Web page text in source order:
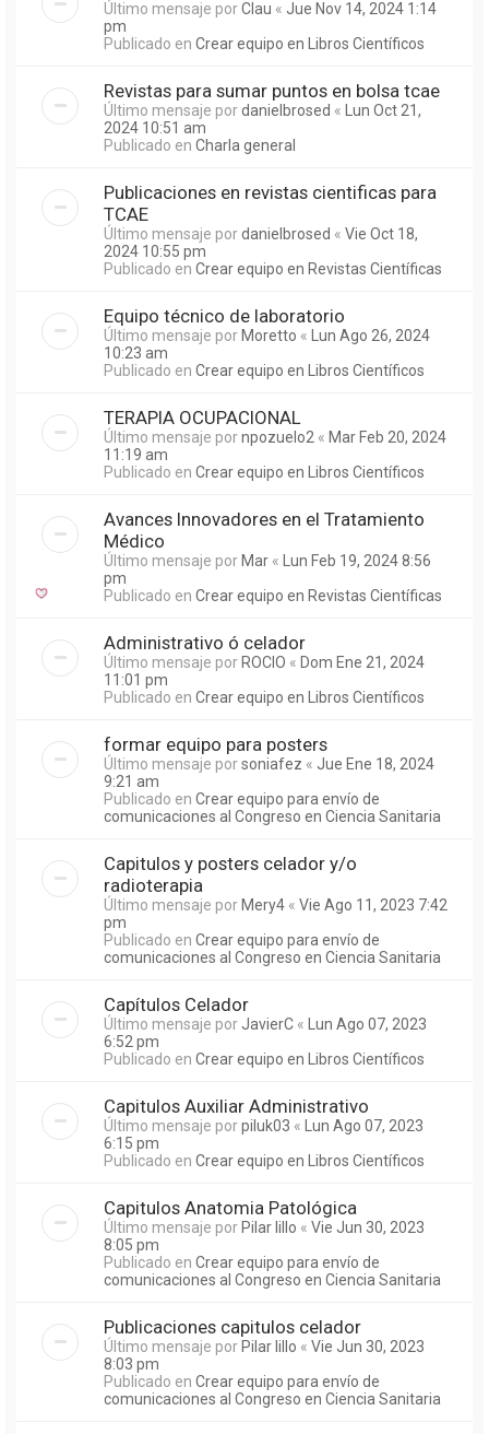
Último mensaje porClau « Jue Nov 14, 2024 1:14
pm
Publicado en Crear equipo en Libros Científicos
Revistas para sumar puntos en bolsa tcae
Último mensaje pordanielbrosed « Lun Oct 21,
2024 10:51 am
Publicado en Charla general
Publicaciones en revistas cientificas para
TCAE
Último mensaje pordanielbrosed « Vie Oct 18,
2024 10:55 pm
Publicado en Crear equipo en Revistas Científicas
Equipo técnico de laboratorio
Último mensaje por Moretto « Lun Ago 26, 2024
10:23 am
Publicado en Crear equipo en Libros Científicos
TERAPIA OCUPACIONAL
Último mensaje pornpozuelo2 « Mar Feb 20, 2024
11:19 am
Publicado en Crear equipo en Libros Científicos
Avances Innovadores en el Tratamiento
Médico
Último mensaje por Mar « Lun Feb 19, 2024 8:56
pm
Publicado en Crear equipo en Revistas Científicas
Administrativo ó celador
Último mensaje por ROCIO « Dom Ene 21, 2024
11:01 pm
Publicado en Crear equipo en Libros Científicos
formar equipo para posters
Último mensaje porsoniafez « Jue Ene 18, 2024
9:21 am
Publicado en Crear equipo para envío de
comunicaciones al Congreso en Ciencia Sanitaria
Capitulos y posters celador y/o
radioterapia
Último mensaje por Mery4 « Vie Ago 11, 2023 7:42
pm
Publicado en Crear equipo para envío de
comunicaciones al Congreso en Ciencia Sanitaria
Capítulos Celador
Último mensaje por JavierC « Lun Ago 07, 2023
6:52 pm
Publicado en Crear equipo en Libros Científicos
Capitulos Auxiliar Administrativo
Último mensaje porpiluk03 « Lun Ago 07, 2023
6:15 pm
Publicado en Crear equipo en Libros Científicos
Capitulos Anatomia Patológica
Último mensaje por Pilar lillo « Vie Jun 30, 2023
8:05 pm
Publicado en Crear equipo para envío de
comunicaciones al Congreso en Ciencia Sanitaria
Publicaciones capitulos celador
Último mensaje por Pilar lillo « Vie Jun 30, 2023
8:03 pm
Publicado en Crear equipo para envío de
comunicaciones al Congreso en Ciencia Sanitaria